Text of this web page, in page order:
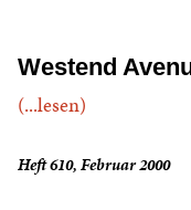
Westend
(...lesen)
Heft 610, Februar 2000